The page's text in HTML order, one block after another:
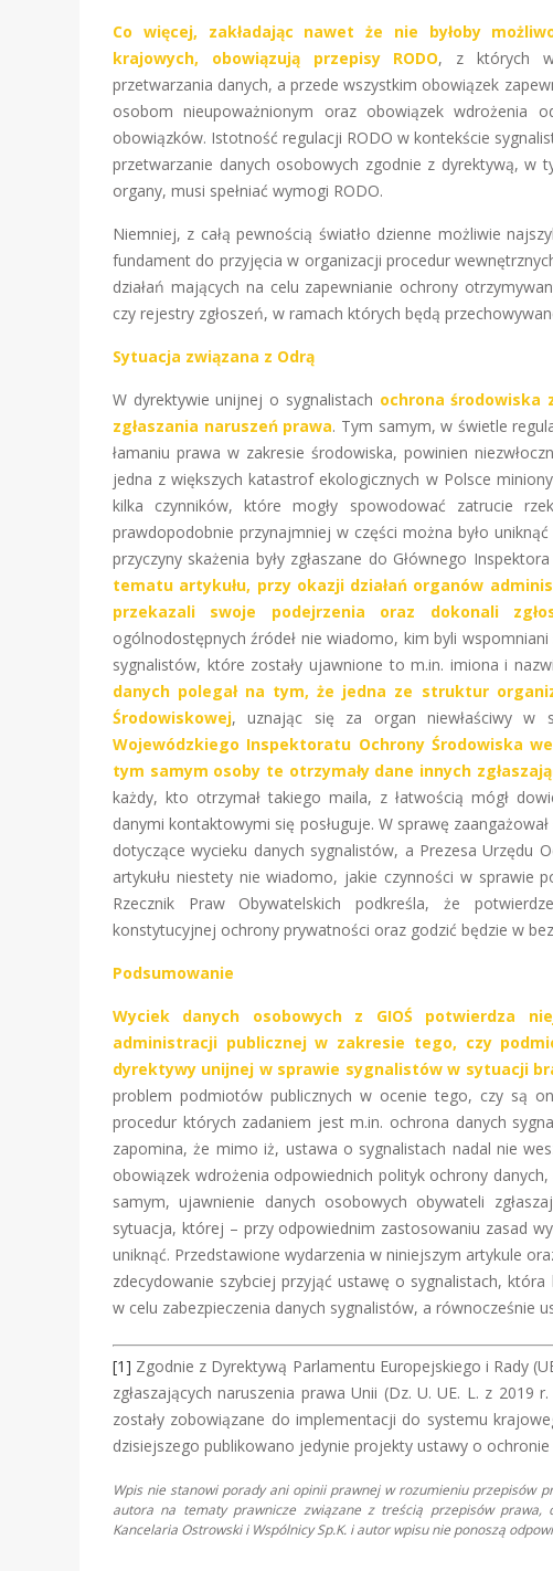
Co więcej, zakładając nawet że nie byłoby
krajowych, obowiązują przepisy RODO, z których
przetwarzania danych, a przede wszystkim obowiązek
osobom nieupoważnionym oraz obowiązek wdrożenia
obowiązków. Istotność regulacji RODO w kontekście
przetwarzanie danych osobowych zgodnie z dyrektywą, w
organy, musi spełniać wymogi RODO.
Niemniej, z całą pewnością światło dzienne możliwie
fundament do przyjęcia w organizacji procedur
działań mających na celu zapewnianie ochrony
czy rejestry zgłoszeń, w ramach których będą
Sytuacja związana z Odrą
W dyrektywie unijnej o sygnalistach ochrona środowiska
zgłaszania naruszeń prawa. Tym samym, w świetle
łamaniu prawa w zakresie środowiska, powinien
jedna z większych katastrof ekologicznych w Polsce
kilka czynników, które mogły spowodować zatrucie
prawdopodobnie przynajmniej w części można było
przyczyny skażenia były zgłaszane do Głównego
tematu artykułu, przy okazji działań organów
przekazali swoje podejrzenia oraz dokonali
ogólnodostępnych źródeł nie wiadomo, kim byli
sygnalistów, które zostały ujawnione to m.in. imiona i
danych polegał na tym, że jedna ze struktur
Środowiskowej, uznając się za organ niewłaściwy w
Wojewódzkiego Inspektoratu Ochrony Środowiska
tym samym osoby te otrzymały dane innych
każdy, kto otrzymał takiego maila, z łatwością mógł
danymi kontaktowymi się posługuje. W sprawę
dotyczące wycieku danych sygnalistów, a Prezesa Urzędu
artykułu niestety nie wiadomo, jakie czynności w sprawie
Rzecznik Praw Obywatelskich podkreśla, że
konstytucyjnej ochrony prywatności oraz godzić będzie w
Podsumowanie
Wyciek danych osobowych z GIOŚ potwierdza
administracji publicznej w zakresie tego, czy
dyrektywy unijnej w sprawie sygnalistów w sytuacji
problem podmiotów publicznych w ocenie tego, czy są
procedur których zadaniem jest m.in. ochrona danych
zapomina, że mimo iż, ustawa o sygnalistach nadal nie
obowiązek wdrożenia odpowiednich polityk ochrony
samym, ujawnienie danych osobowych obywateli
sytuacja, której – przy odpowiednim zastosowaniu zasad
uniknąć. Przedstawione wydarzenia w niniejszym artykule
zdecydowanie szybciej przyjąć ustawę o sygnalistach,
w celu zabezpieczenia danych sygnalistów, a równocześnie
[1] Zgodnie z Dyrektywą Parlamentu Europejskiego i Rady
zgłaszających naruszenia prawa Unii (Dz. U. UE. L. z
zostały zobowiązane do implementacji do systemu
dzisiejszego publikowano jedynie projekty ustawy o
Wpis nie stanowi porady ani opinii prawnej w rozumieniu przepisów
autora na tematy prawnicze związane z treścią przepisów prawa,
Kancelaria Ostrowski i Wspólnicy Sp.K. i autor wpisu nie ponoszą